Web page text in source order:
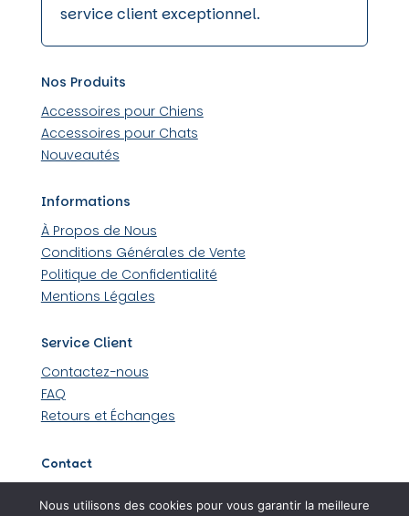
service client exceptionnel.
Nos Produits
Accessoires pour Chiens
Accessoires pour Chats
Nouveautés
Informations
À Propos de Nous
Conditions Générales de Vente
Politique de Confidentialité
Mentions Légales
Service Client
Contactez-nous
FAQ
Retours et Échanges
Contact
Nous utilisons des cookies pour vous garantir la meilleure